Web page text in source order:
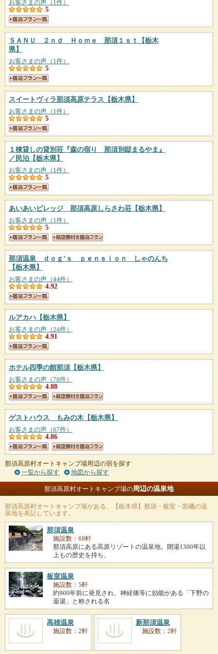
お客さまの声（1件）
5
ＳＡＮＵ ２ｎｄ Ｈｏｍｅ 那須１ｓｔ
【栃木
県】
お客さまの声（1件）
5
スイートヴィラ那須高原テラス 【栃木県】
お客さまの声（1件）
5
１棟貸しの貸別荘『森の宿り 那須別邸まるやま』
／民泊 【栃木県】
お客さまの声（1件）
5
あいあいビレッジ 那須高原しらさわ荘 【栃木県】
お客さまの声（1件）
5
那須温泉 ｄｏｇ’ｓ ｐｅｎｓｉｏｎ しゃのんち
【栃木県】
お客さまの声（44件）
4.92
ルアカハ 【栃木県】
お客さまの声（24件）
4.91
ホテル四季の館那須 【栃木県】
お客さまの声（78件）
4.88
ゲストハウス もみの木【栃木県】
お客さまの声（67件）
4.86
那須高原村オートキャンプ場周辺の宿を探す
一覧から探す
地図から探す
那須高原村オートキャンプ場の周辺の温泉地
那須高原村オートキャンプ場がある、【栃木県】那須・板室・黒磯の温
泉地を表記しています。
那須温泉
施設数：68軒
那須高原にある高原リゾートの温泉地。開湯1300年以
上もの歴史を持ち、
板室温泉
施設数：5軒
約900年前に発見され、神経痛等に効能がある「下野の
薬湯」と称される名
高雄温泉
施設数：2軒
新那須温泉
施設数：2軒